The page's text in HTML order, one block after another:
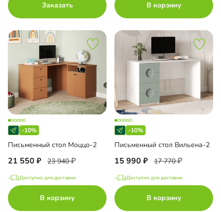
Заказать В корзину
-10%
Письменный стол Моццо-2
21 550 23 940
Доступно для доставки
В корзину
-10%
Письменный стол Вильена-2
15 990 17 770
Доступно для доставки
В корзину